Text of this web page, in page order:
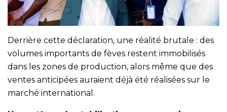
Derrière cette déclaration, une réalité brutale : des
volumes importants de fèves restent immobilisés
dans les zones de production, alors même que des
ventes anticipées auraient déjà été réalisées sur le
marché international.